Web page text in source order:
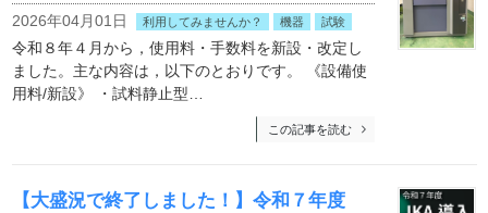
2026年04月01日 利用してみませんか？ 機器 試験
令和８年４月から，使用料・手数料を新設・改定し
ました。主な内容は，以下のとおりです。 《設備使
用料/新設》 ・試料静止型…
この記事を読む
【大盛況で終了しました！】令和７年度